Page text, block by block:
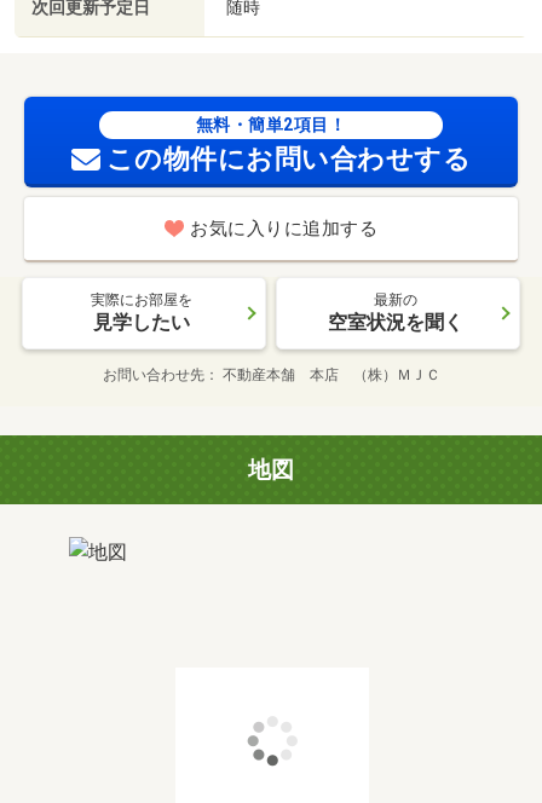
次回更新予定日 随時
無料・簡単2項目！
この物件にお問い合わせする
お気に入りに追加する
実際にお部屋を
見学したい
最新の
空室状況を聞く
お問い合わせ先 不動産本舗 本店 （株）ＭＪＣ
地図